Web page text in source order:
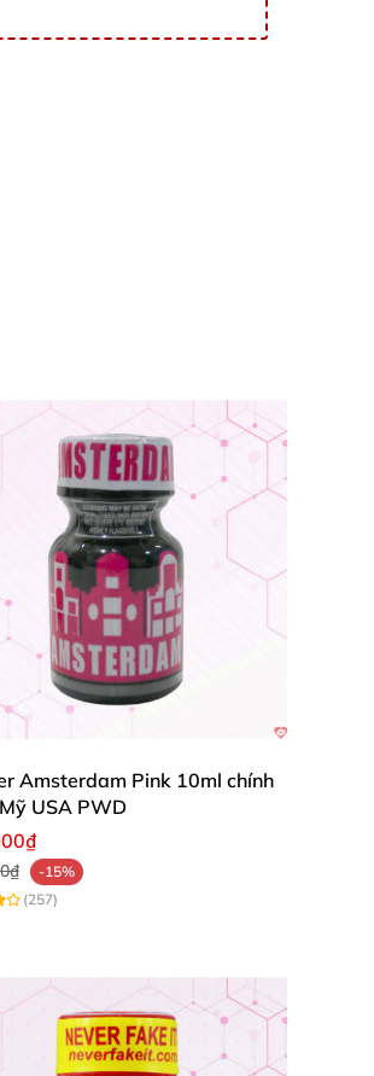
Amsterdam Pink 10ml chính
USA PWD
-15%
(257)